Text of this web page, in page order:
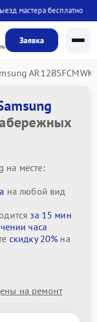
мастера бесплатно
Заявка
на месте:
на любой вид
за 15 мин
часа
скидку 20% на
на ремонт